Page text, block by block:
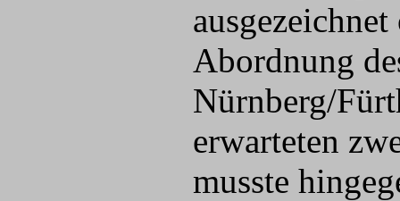
Abordnung
Nürnberg/
erwarteten
musste